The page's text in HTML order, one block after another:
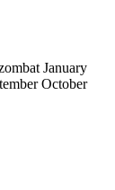
January
October